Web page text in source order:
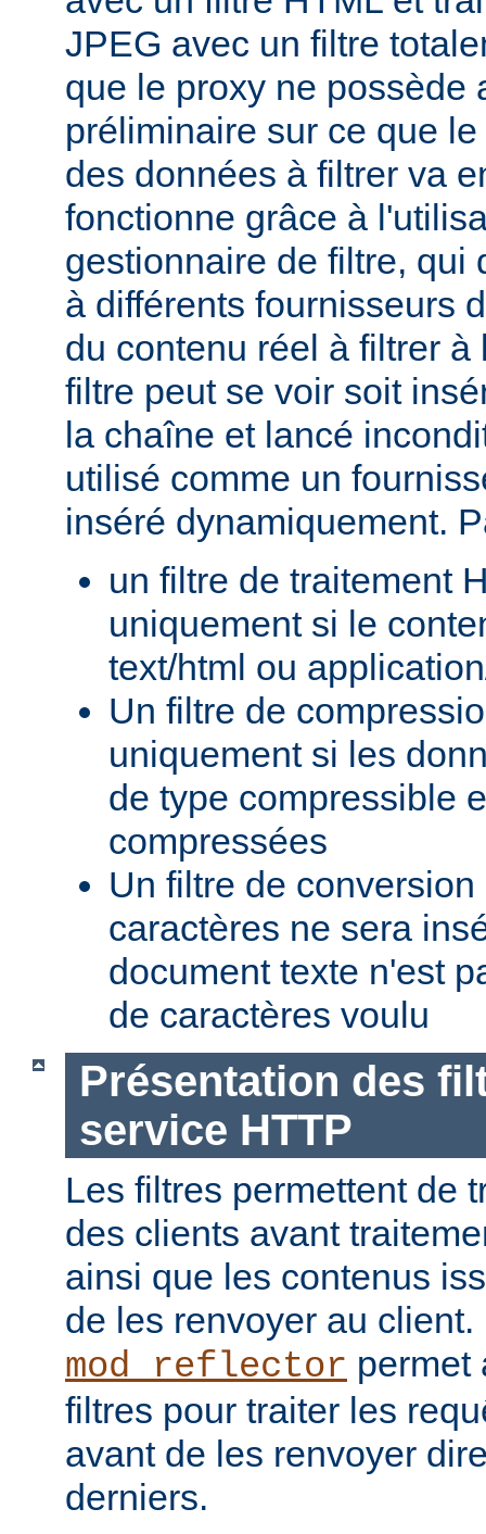
JPEG avec un filtre
que le proxy ne possède
préliminaire sur ce que
des données à filtrer va
fonctionne grâce à
gestionnaire de filtre, qui
à différents fournisseurs
du contenu réel à filtrer à
filtre peut se voir soit
la chaîne et lancé
utilisé comme un
inséré dynamiquement.
un filtre de traitement
uniquement si le
text/html ou
Un filtre de
uniquement si les
de type compressible
compressées
Un filtre de
caractères ne sera
document texte n'est
de caractères voulu
Présentation des
service HTTP
Les filtres permettent de
des clients avant
ainsi que les contenus
de les renvoyer au
mod_reflector permet
filtres pour traiter les
avant de les renvoyer
derniers.